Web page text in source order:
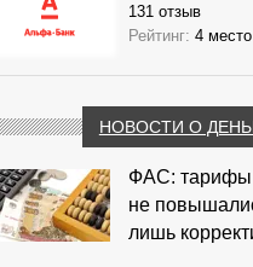
131 отзыв
Рейтинг: 4 место
НОВОСТИ О
ФАС: тарифы
не
лишь